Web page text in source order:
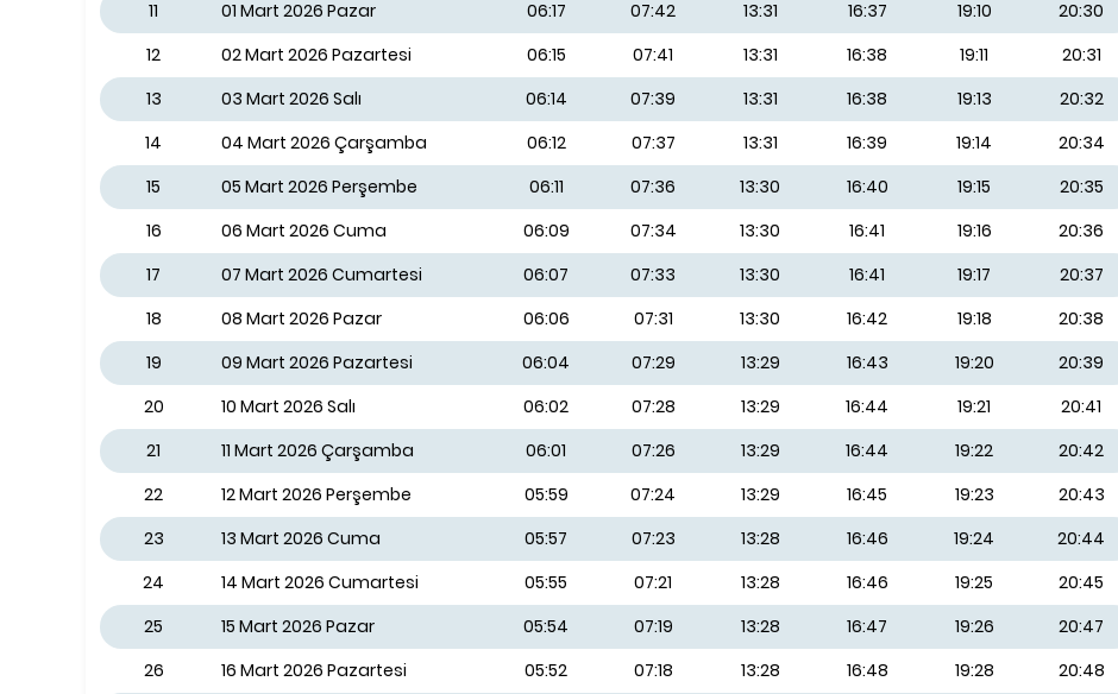
11
01 Mart 2026 Pazar 06:17 07:42 13:31 16:37 19:10
20:30
12
02 Mart 2026 Pazartesi 06:15 07:41 13:31 16:38 19:11
20:31
13
03 Mart 2026 Salı 06:14 07:39 13:31 16:38 19:13
20:32
14
04 Mart 2026 Çarşamba 06:12 07:37 13:31 16:39 19:14
20:34
15
05 Mart 2026 Perşembe 06:11 07:36 13:30 16:40 19:15
20:35
16
06 Mart 2026 Cuma 06:09 07:34 13:30 16:41 19:16
20:36
17
07 Mart 2026 Cumartesi 06:07 07:33 13:30 16:41 19:17
20:37
18
08 Mart 2026 Pazar 06:06 07:31 13:30 16:42 19:18
20:38
19
09 Mart 2026 Pazartesi 06:04 07:29 13:29 16:43 19:20
20:39
20
10 Mart 2026 Salı 06:02 07:28 13:29 16:44 19:21
20:41
21
11 Mart 2026 Çarşamba 06:01 07:26 13:29 16:44 19:22
20:42
22
12 Mart 2026 Perşembe 05:59 07:24 13:29 16:45 19:23
20:43
23
13 Mart 2026 Cuma 05:57 07:23 13:28 16:46 19:24
20:44
24
14 Mart 2026 Cumartesi 05:55 07:21 13:28 16:46 19:25
20:45
25
15 Mart 2026 Pazar 05:54 07:19 13:28 16:47 19:26
20:47
26
16 Mart 2026 Pazartesi 05:52 07:18 13:28 16:48 19:28
20:48